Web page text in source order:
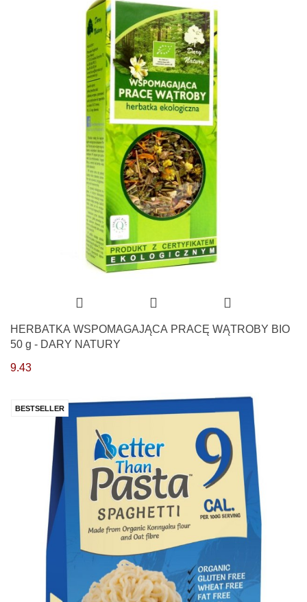
HERBATKA WSPOMAGAJĄCA PRACĘ WĄTROBY BIO
50 g - DARY NATURY
9.43
BESTSELLER